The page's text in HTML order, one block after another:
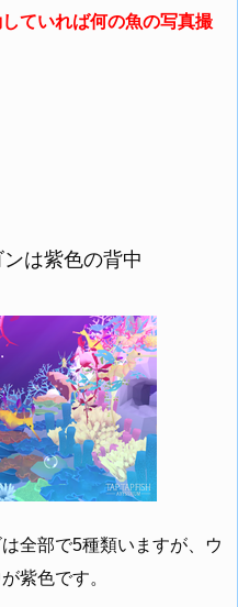
ていれば何の魚の写真撮
は紫色の背中
全部で5種類いますが、ウ
紫色です。